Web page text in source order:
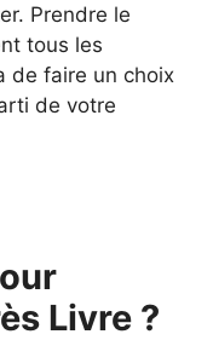
Prendre le
tous les
de faire un choix
de votre
Livre ?